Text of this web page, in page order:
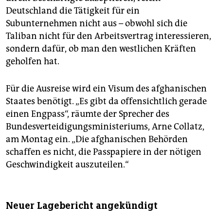
Deutschland die Tätigkeit für ein
Subunternehmen nicht aus – obwohl sich die
Taliban nicht für den Arbeitsvertrag interessieren,
sondern dafür, ob man den westlichen Kräften
geholfen hat.
Für die Ausreise wird ein Visum des afghanischen
Staates benötigt. „Es gibt da offensichtlich gerade
einen Engpass“, räumte der Sprecher des
Bundesverteidigungsministeriums, Arne Collatz,
am Montag ein. „Die afghanischen Behörden
schaffen es nicht, die Passpapiere in der nötigen
Geschwindigkeit auszuteilen.“
Neuer Lagebericht angekündigt